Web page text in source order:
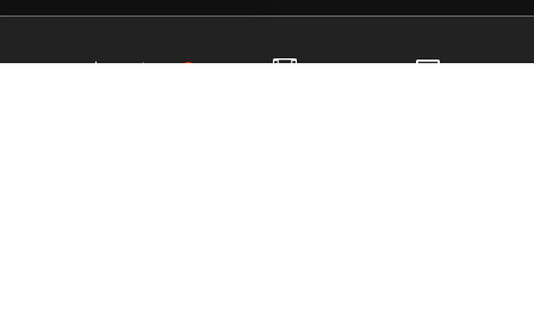
4
موقع البرامج الجدول البث المباشر